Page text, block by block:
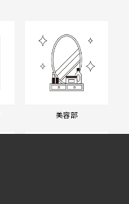
美容部